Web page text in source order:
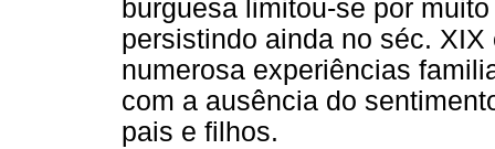
burguesa limitou-se por
persistindo ainda no séc.
numerosa experiências
com a ausência do
pais e filhos.